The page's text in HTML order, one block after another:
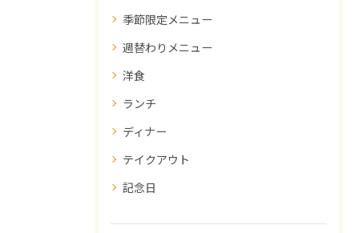
季節限定メニュー
週替わりメニュー
洋食
ランチ
ディナー
テイクアウト
記念日